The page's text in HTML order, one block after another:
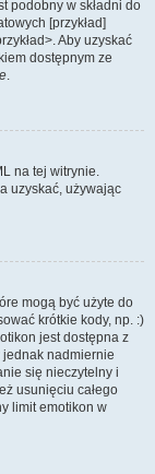
podobny w składni do
[przykład]
Aby uzyskać
dostępnym ze
.
na tej witrynie.
uzyskać, używając
mogą być użyte do
krótkie kody, np. :)
jest dostępna z
nadmiernie
się nieczytelny i
usunięciu całego
limit emotikon w